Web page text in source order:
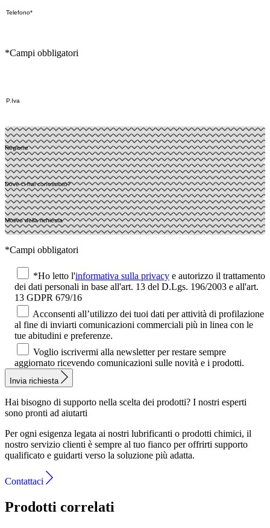
*Campi obbligatori
*Campi obbligatori
*Ho letto l'informativa sulla privacy e autorizzo il trattamento
dei dati personali in base all'art. 13 del D.Lgs. 196/2003 e all'art.
13 GDPR 679/16
Acconsenti all’utilizzo dei tuoi dati per attività di profilazione
al fine di inviarti comunicazioni commerciali più in linea con le
tue abitudini e preferenze.
Voglio iscrivermi alla newsletter per restare sempre
aggiornato ricevendo comunicazioni sulle novità e i prodotti.
Invia richiesta
Hai bisogno di supporto nella scelta dei prodotti? I nostri esperti
sono pronti ad aiutarti
Per ogni esigenza legata ai nostri lubrificanti o prodotti chimici, il
nostro servizio clienti è sempre al tuo fianco per offrirti supporto
qualificato e guidarti verso la soluzione più adatta.
Contattaci
Prodotti correlati